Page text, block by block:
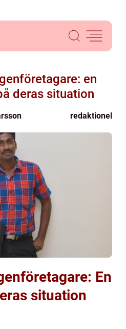
en
deras situation
redaktionel
En
situation